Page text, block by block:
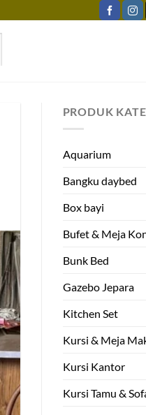
PRODUK
Aquarium
Bangku daybed
Box bayi
Bufet & Meja
Bunk Bed
Gazebo Jepara
Kitchen Set
Kursi & Meja
Kursi Kantor
Kursi Tamu &